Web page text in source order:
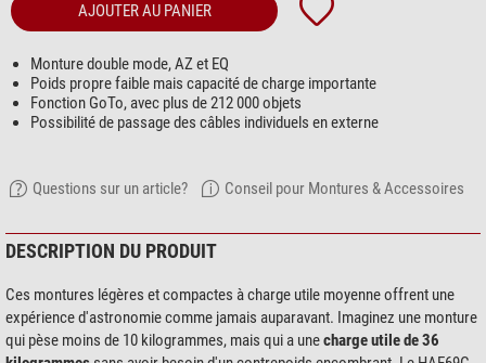
AJOUTER AU PANIER
Monture double mode, AZ et EQ
Poids propre faible mais capacité de charge importante
Fonction GoTo, avec plus de 212 000 objets
Possibilité de passage des câbles individuels en externe
Questions sur un article? Conseil pour Montures & Accessoires
DESCRIPTION DU PRODUIT
Ces montures légères et compactes à charge utile moyenne offrent une
expérience d'astronomie comme jamais auparavant. Imaginez une monture
qui pèse moins de 10 kilogrammes, mais qui a unecharge utile de 36